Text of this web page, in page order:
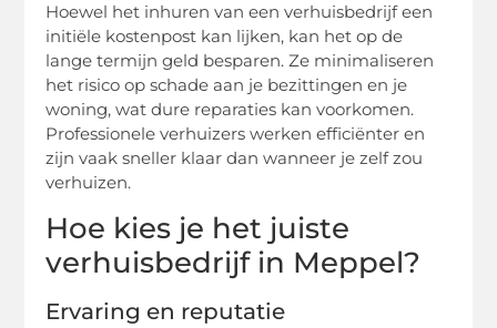
Hoewel het inhuren van een verhuisbedrijf een
initiële kostenpost kan lijken, kan het op de
lange termijn geld besparen. Ze minimaliseren
het risico op schade aan je bezittingen en je
woning, wat dure reparaties kan voorkomen.
Professionele verhuizers werken efficiënter en
zijn vaak sneller klaar dan wanneer je zelf zou
verhuizen.
Hoe kies je het juiste
verhuisbedrijf in Meppel?
Ervaring en reputatie